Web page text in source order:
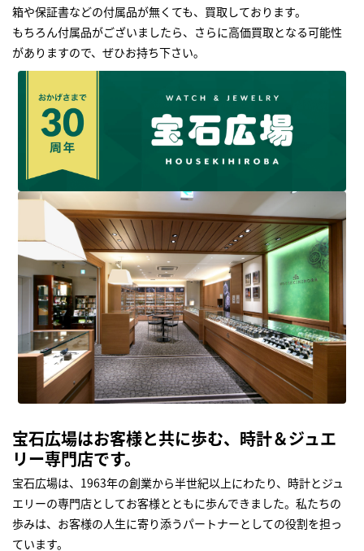
箱や保証書などの付属品が無くても、買取しております。
もちろん付属品がございましたら、さらに高価買取となる可能性
がありますので、ぜひお持ち下さい｡
宝石広場はお客様と共に歩む、時計＆ジュエ
リー専門店です。
宝石広場は、1963年の創業から半世紀以上にわたり、時計とジュ
エリーの専門店としてお客様とともに歩んできました。私たちの
歩みは、お客様の人生に寄り添うパートナーとしての役割を担っ
ています。